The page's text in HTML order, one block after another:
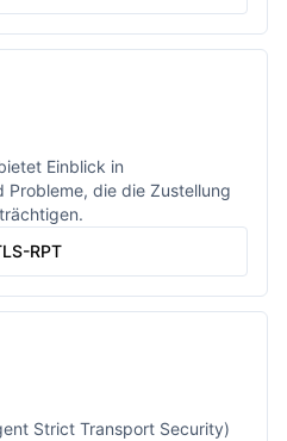
Einblick in
Probleme, die die Zustellung
RPT
Strict Transport Security)